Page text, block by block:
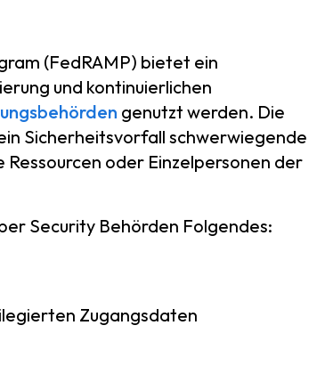
(FedRAMP) bietet ein
und kontinuierlichen
genutzt werden. Die
Sicherheitsvorfall schwerwiegende
oder Einzelpersonen der
Security Behörden Folgendes:
Zugangsdaten